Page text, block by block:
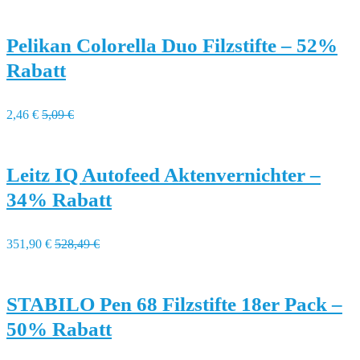
Pelikan Colorella Duo Filzstifte – 52%
Rabatt
2,46 € 5,09 €
Leitz IQ Autofeed Aktenvernichter –
34% Rabatt
351,90 € 528,49 €
STABILO Pen 68 Filzstifte 18er Pack –
50% Rabatt